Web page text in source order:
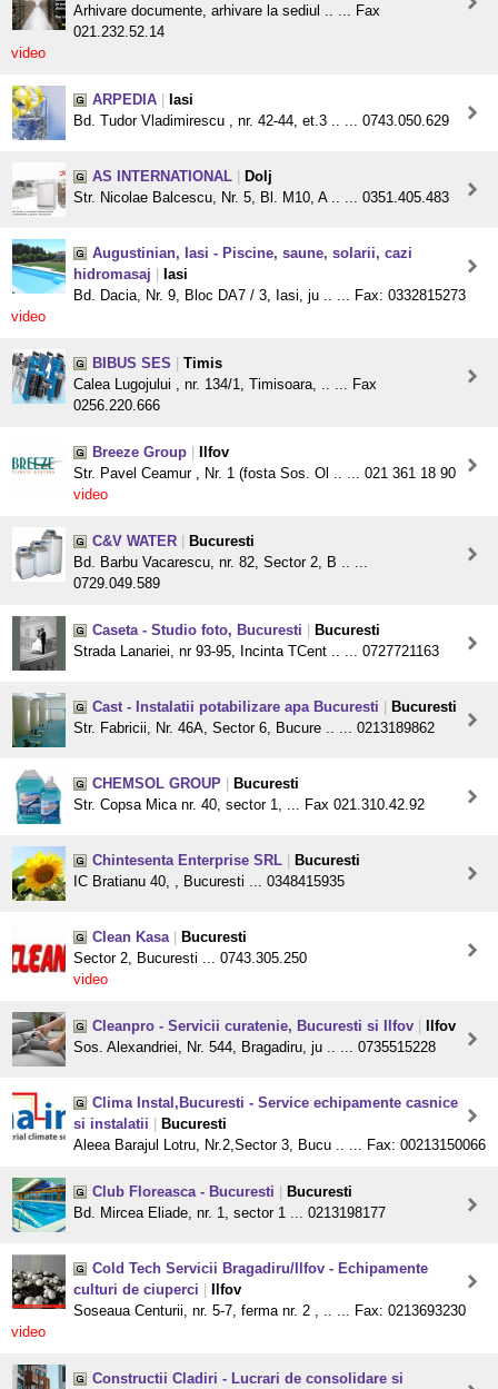
Arhivare documente, arhivare la sediul .. ... Fax
021.232.52.14
video
ARPEDIA
Iasi
Bd. Tudor Vladimirescu , nr. 42-44, et.3 .. ... 0743.050.629
AS INTERNATIONAL
Dolj
Str. Nicolae Balcescu, Nr. 5, Bl. M10, A .. ... 0351.405.483
Augustinian, Iasi - Piscine, saune, solarii, cazi
hidromasaj
Iasi
Bd. Dacia, Nr. 9, Bloc DA7 / 3, Iasi, ju .. ... Fax: 0332815273
video
BIBUS SES
Timis
Calea Lugojului , nr. 134/1, Timisoara, .. ... Fax
0256.220.666
Breeze Group
Ilfov
Str. Pavel Ceamur , Nr. 1 (fosta Sos. Ol .. ... 021 361 18 90
video
C&V WATER
Bucuresti
Bd. Barbu Vacarescu, nr. 82, Sector 2, B .. ...
0729.049.589
Caseta - Studio foto, Bucuresti
Bucuresti
Strada Lanariei, nr 93-95, Incinta TCent .. ... 0727721163
Cast - Instalatii potabilizare apa Bucuresti
Bucuresti
Str. Fabricii, Nr. 46A, Sector 6, Bucure .. ... 0213189862
CHEMSOL GROUP
Bucuresti
Str. Copsa Mica nr. 40, sector 1, ... Fax 021.310.42.92
Chintesenta Enterprise SRL
Bucuresti
IC Bratianu 40, , Bucuresti ... 0348415935
Clean Kasa
Bucuresti
Sector 2, Bucuresti ... 0743.305.250
video
Cleanpro - Servicii curatenie, Bucuresti si Ilfov
Ilfov
Sos. Alexandriei, Nr. 544, Bragadiru, ju .. ... 0735515228
Clima Instal,Bucuresti - Service echipamente casnice
si instalatii
Bucuresti
Aleea Barajul Lotru, Nr.2,Sector 3, Bucu .. ... Fax: 00213150066
Club Floreasca - Bucuresti
Bucuresti
Bd. Mircea Eliade, nr. 1, sector 1 ... 0213198177
Cold Tech Servicii Bragadiru/Ilfov - Echipamente
culturi de ciuperci
Ilfov
Soseaua Centurii, nr. 5-7, ferma nr. 2 , .. ... Fax: 0213693230
video
Constructii Cladiri - Lucrari de consolidare si